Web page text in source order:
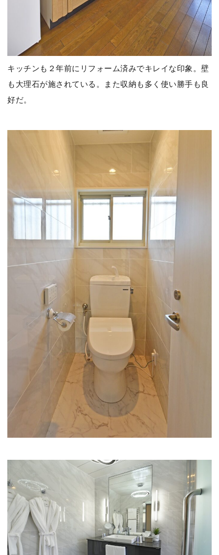
キッチンも２年前にリフォーム済みでキレイな印象。壁
も大理石が施されている。また収納も多く使い勝手も良
好だ。